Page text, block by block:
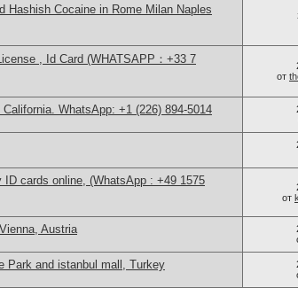
Hashish Cocaine in Rome Milan Naples
, Id Card (WHATSAPP：+33 7
от
WhatsApp: +1 (226) 894-5014
cards online, (WhatsApp : +49 1575
от
Austria
Park and istanbul mall, Turkey